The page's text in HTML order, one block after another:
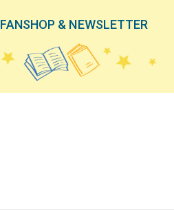
FANSHOP & NEWSLETTER